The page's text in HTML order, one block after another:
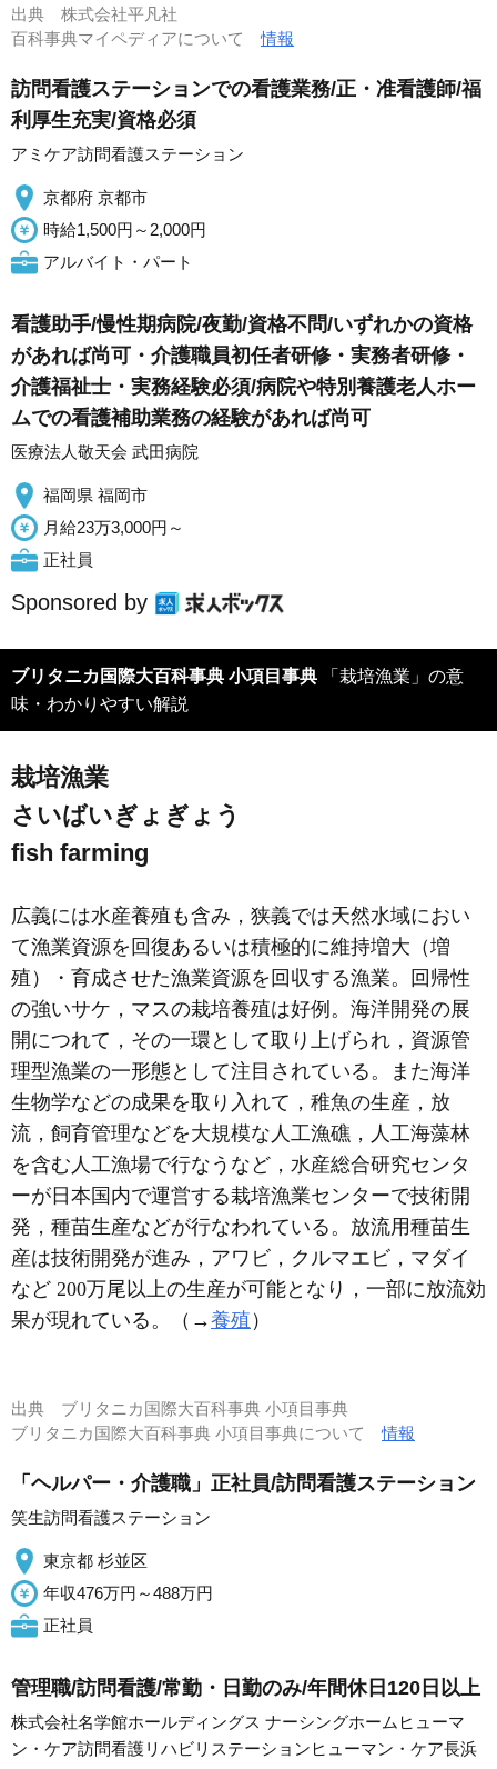
出典 株式会社平凡社
百科事典マイペディアについて情報
訪問看護ステーションでの看護業務/正・准看護師/福
利厚生充実/資格必須
アミケア訪問看護ステーション
京都府 京都市
時給1,500円～2,000円
アルバイト・パート
看護助手/慢性期病院/夜勤/資格不問/いずれかの資格
があれば尚可・介護職員初任者研修・実務者研修・
介護福祉士・実務経験必須/病院や特別養護老人ホー
ムでの看護補助業務の経験があれば尚可
医療法人敬天会 武田病院
福岡県 福岡市
月給23万3,000円～
正社員
Sponsored by
ブリタニカ国際大百科事典 小項目事典
味・わかりやすい解説
栽培漁業
さいばいぎょぎょう
fish farming
広義には水産養殖も含み，狭義では天然水域におい
て漁業資源を回復あるいは積極的に維持増大（増
殖）・育成させた漁業資源を回収する漁業。回帰性
の強いサケ，マスの栽培養殖は好例。海洋開発の展
開につれて，その一環として取り上げられ，資源管
理型漁業の一形態として注目されている。また海洋
生物学などの成果を取り入れて，稚魚の生産，放
流，飼育管理などを大規模な人工漁礁，人工海藻林
を含む人工漁場で行なうなど，水産総合研究センタ
ーが日本国内で運営する栽培漁業センターで技術開
発，種苗生産などが行なわれている。放流用種苗生
産は技術開発が進み，アワビ，クルマエビ，マダイ
など 200万尾以上の生産が可能となり，一部に放流効
果が現れている。（→養殖 ）
出典 ブリタニカ国際大百科事典 小項目事典
ブリタニカ国際大百科事典 小項目事典について情報
「ヘルパー・介護職」正社員/訪問看護ステーション
笑生訪問看護ステーション
東京都 杉並区
年収476万円～488万円
正社員
管理職/訪問看護/常勤・日勤のみ/年間休日120日以上
株式会社名学館ホールディングス ナーシングホームヒューマ
ン・ケア訪問看護リハビリステーションヒューマン・ケア長浜